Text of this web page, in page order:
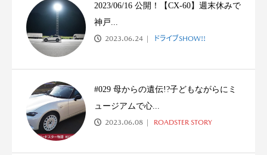
2023/06/16 公開！【CX-60】週末休みで
神戸...
2023.06.24 ドライブSHOW!!
#029 母からの遺伝!?子どもながらにミ
ュージアムで心...
2023.06.08 ROADSTER STORY